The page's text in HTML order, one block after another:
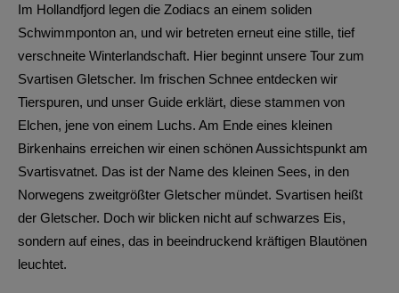
Im Hollandfjord legen die Zodiacs an einem soliden
Schwimmponton an, und wir betreten erneut eine stille, tief
verschneite Winterlandschaft. Hier beginnt unsere Tour zum
Svartisen Gletscher. Im frischen Schnee entdecken wir
Tierspuren, und unser Guide erklärt, diese stammen von
Elchen, jene von einem Luchs. Am Ende eines kleinen
Birkenhains erreichen wir einen schönen Aussichtspunkt am
Svartisvatnet. Das ist der Name des kleinen Sees, in den
Norwegens zweitgrößter Gletscher mündet. Svartisen heißt
der Gletscher. Doch wir blicken nicht auf schwarzes Eis,
sondern auf eines, das in beeindruckend kräftigen Blautönen
leuchtet.